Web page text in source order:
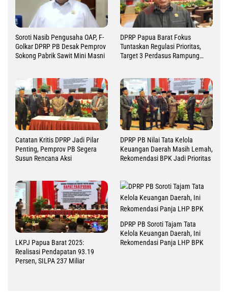
Soroti Nasib Pengusaha OAP, F-
Golkar DPRP PB Desak Pemprov
Sokong Pabrik Sawit Mini Masni
DPRP Papua Barat Fokus
Tuntaskan Regulasi Prioritas,
Target 3 Perdasus Rampung
Catatan Kritis DPRP Jadi Pilar
Penting, Pemprov PB Segera
Susun Rencana Aksi
DPRP PB Nilai Tata Kelola
Keuangan Daerah Masih Lemah,
Rekomendasi BPK Jadi Prioritas
LKPJ Papua Barat 2025:
Realisasi Pendapatan 93.19
Persen, SILPA 237 Miliar
DPRP PB Soroti Tajam Tata
Kelola Keuangan Daerah, Ini
Rekomendasi Panja LHP BPK